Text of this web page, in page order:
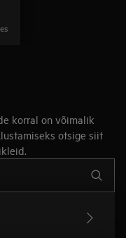
korral on võimalik
otsige siit